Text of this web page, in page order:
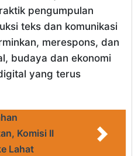
pengumpulan
teks dan komunikasi
merespons, dan
budaya dan ekonomi
yang terus
Komisi II
Lahat